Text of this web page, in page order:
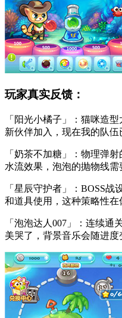
玩家真实反馈：
「阳光小橘子」：猫咪造
新伙伴加入，现在我的队
「奶茶不加糖」：物理弹
水流效果，泡泡的抛物线
「星辰守护者」：BOSS
和道具使用，这种策略性
「泡泡达人007」：连续
美哭了，背景音乐会随进